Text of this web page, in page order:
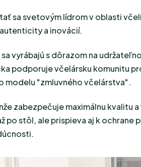
sa svetovým lídrom v oblasti
a inovácií.
sa vyrábajú s dôrazom na
podporuje včelársku komunitu
modelu "zmluvného včelárstva".
zabezpečuje maximálnu kvalitu
po stôl, ale prispieva aj k ochrane